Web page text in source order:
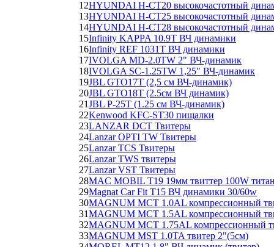
12HYUNDAI H-CT20 высокочастотный
13HYUNDAI H-CT25 высокочастотный
14HYUNDAI H-CT28 высокочастотный
15Infinity KAPPA 10.9T ВЧ динамики
16Infinity REF 1031T ВЧ динамики
17IVOLGA MD-2.0TW 2" ВЧ-динамик
18IVOLGA SC-1.25TW 1,25" ВЧ-динамик
19JBL GTO17T (2,5 см ВЧ-динамик)
20JBL GTO18T (2.5см ВЧ динамик)
21JBL P-25T (1.25 см ВЧ-динамик)
22Kenwood KFC-ST30 пищалки
23LANZAR DCT Твитеры
24Lanzar OPTI TW Твитеры
25Lanzar TCS Твитеры
26Lanzar TWS твитеры
27Lanzar VST Твитеры
28MAC MOBIL T19 19мм твиттер 100W
29Magnat Car Fit T15 ВЧ динамики 30/60w
30MAGNUM MCT 1.0AL компрессионный
31MAGNUM MCT 1.5AL компрессионный
32MAGNUM MCT 1.75AL компрессионный
33MAGNUM MST 1.0TA твитер 2"(5см)